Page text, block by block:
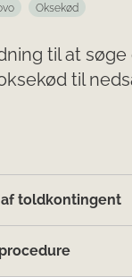
Oksekød
til at
til
toldkontingent